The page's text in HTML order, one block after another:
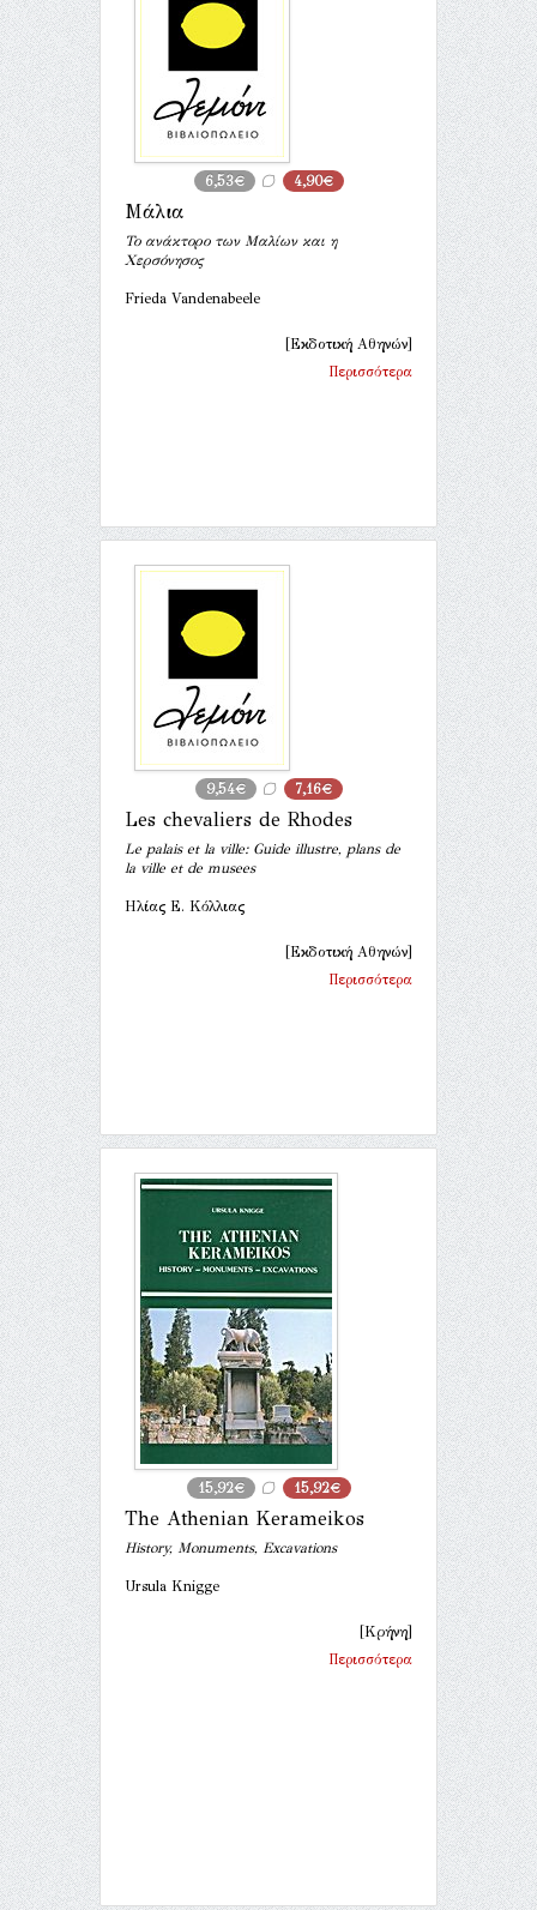
6,53€ 4,90€
Μάλια
Το ανάκτορο των Μαλίων και η
Χερσόνησος
Frieda Vandenabeele
[Εκδοτική Αθηνών]
Περισσότερα
9,54€ 7,16€
Les chevaliers de Rhodes
Le palais et la ville: Guide illustre, plans de
la ville et de musees
Ηλίας Ε. Κόλλιας
[Εκδοτική Αθηνών]
Περισσότερα
15,92€ 15,92€
The Athenian Kerameikos
History, Monuments, Excavations
Ursula Knigge
[Κρήνη]
Περισσότερα